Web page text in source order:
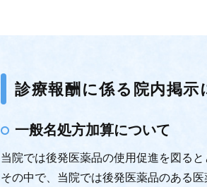
診療報酬に係る院内掲
一般名処方加算について
当院では後発医薬品の使用促進を図る
その中で、当院では後発医薬品のある